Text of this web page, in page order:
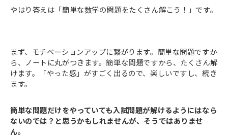
やはり答えは「簡単な数学の問題をたくさん解こう！」です。
まず、モチベーションアップに繋がります。簡単な問題ですか
ら、ノートに丸がつきます。簡単な問題ですから、たくさん解
けます。「やった感」がすごく出るので、楽しいですし、続き
ます。
簡単な問題だけをやっていても入試問題が解けるようにはなら
ないのでは？と思うかもしれませんが、そうではありませ
ん。